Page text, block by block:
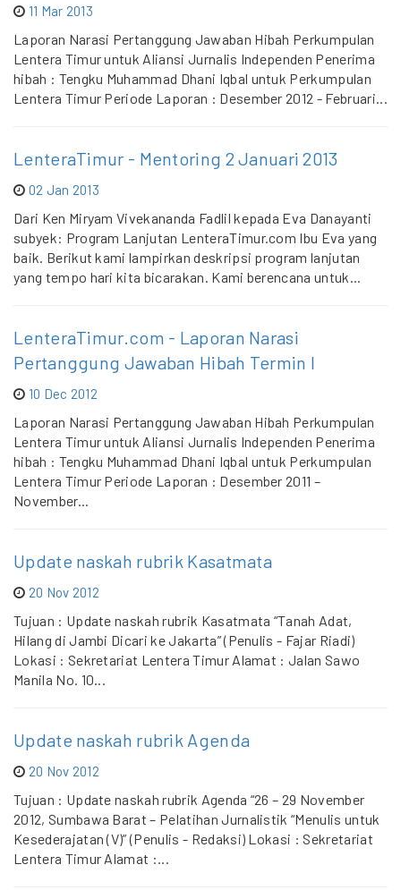
11 Mar 2013
Laporan Narasi Pertanggung Jawaban Hibah Perkumpulan
Lentera Timur untuk Aliansi Jurnalis Independen Penerima
hibah : Tengku Muhammad Dhani Iqbal untuk Perkumpulan
Lentera Timur Periode Laporan : Desember 2012 - Februari...
LenteraTimur - Mentoring 2 Januari 2013
02 Jan 2013
Dari Ken Miryam Vivekananda Fadlil kepada Eva Danayanti
subyek: Program Lanjutan LenteraTimur.com Ibu Eva yang
baik. Berikut kami lampirkan deskripsi program lanjutan
yang tempo hari kita bicarakan. Kami berencana untuk...
LenteraTimur.com - Laporan Narasi
Pertanggung Jawaban Hibah Termin I
10 Dec 2012
Laporan Narasi Pertanggung Jawaban Hibah Perkumpulan
Lentera Timur untuk Aliansi Jurnalis Independen Penerima
hibah : Tengku Muhammad Dhani Iqbal untuk Perkumpulan
Lentera Timur Periode Laporan : Desember 2011 –
November...
Update naskah rubrik Kasatmata
20 Nov 2012
Tujuan : Update naskah rubrik Kasatmata “Tanah Adat,
Hilang di Jambi Dicari ke Jakarta” (Penulis - Fajar Riadi)
Lokasi : Sekretariat Lentera Timur Alamat : Jalan Sawo
Manila No. 10...
Update naskah rubrik Agenda
20 Nov 2012
Tujuan : Update naskah rubrik Agenda “26 – 29 November
2012, Sumbawa Barat – Pelatihan Jurnalistik “Menulis untuk
Kesederajatan (V)” (Penulis - Redaksi) Lokasi : Sekretariat
Lentera Timur Alamat :...